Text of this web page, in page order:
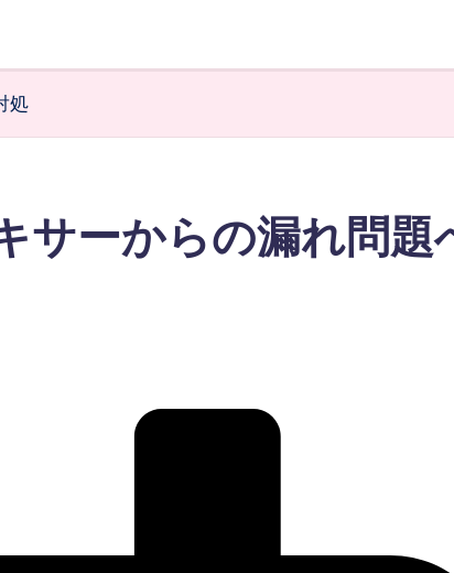
処
ーからの漏れ問題